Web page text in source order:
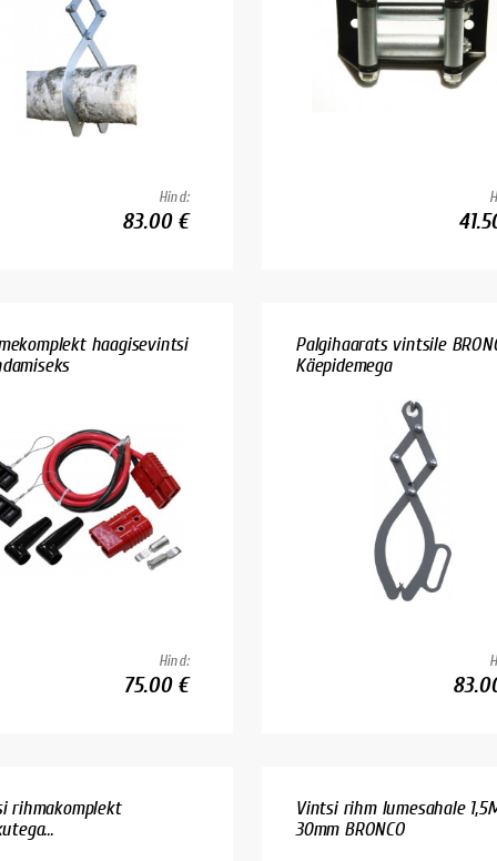
Hind:
83.00 €
haagisevintsi
Hind:
75.00 €
Palgihaarats vintsile
Käepidemega
rihmakomplekt
Vintsi rihm lumesahale
30mm BRONCO